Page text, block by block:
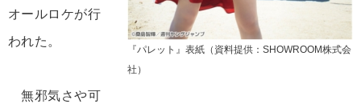
『パレット』表紙（資料提供：SHOWROOM株式会
社）
オールロケが行
われた。
無邪気さや可